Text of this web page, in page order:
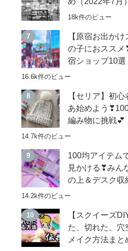
18k件のビュー
【原宿お出か
の子におスス
宿ショップ10選
16.6k件のビュー
【セリア】初
あ始めよう
編み物に挑戦💕
14.7k件のビュー
100均アイテム
見かける❣みん
の上＆デスク収
14.2k件のビュー
【スクイーズ
た、切れた、穴
メイク方法まと